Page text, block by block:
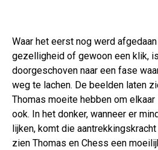
Waar het eerst nog werd
gezelligheid of gewoon een klik,
doorgeschoven naar een fase
weg te lachen. De beelden laten
Thomas moeite hebben om
ook. In het donker, wanneer er
lijken, komt die
zien Thomas en Chess een